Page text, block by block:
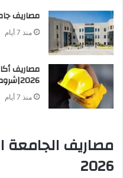
مصاريف
منذ 7 أيام
مصاريف
2026|شروط الالتحاق والتخصصات المتاحه
منذ 7 أيام
مصاريف
2026